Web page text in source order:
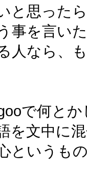
と思った
事を言い
人なら、
で何と
を文中に
というも